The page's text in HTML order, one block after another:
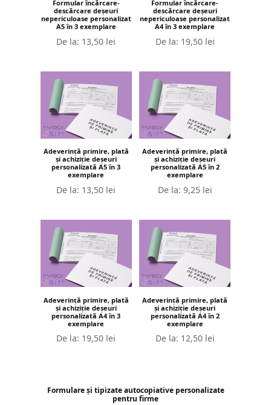
Formular încărcare-
descărcare deșeuri
nepericuloase personalizat
A5 în 3 exemplare
De la: 13,50 lei
Formular încărcare-
descărcare deșeuri
nepericuloase personalizat
A4 în 3 exemplare
De la: 19,50 lei
Adeverință primire, plată
și achiziție deșeuri
personalizată A5 în 3
exemplare
De la: 13,50 lei
Adeverință primire, plată
și achiziție deșeuri
personalizată A5 în 2
exemplare
De la: 9,25 lei
Adeverință primire, plată
și achiziție deșeuri
personalizată A4 în 3
exemplare
De la: 19,50 lei
Adeverință primire, plată
și achiziție deșeuri
personalizată A4 în 2
exemplare
De la: 12,50 lei
Formulare și tipizate autocopiative personalizate
pentru firme